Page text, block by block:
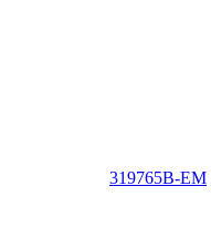
319765B-EM